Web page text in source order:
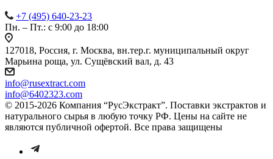
+7 (495) 640-23-23
Пн. – Пт.: с 9:00 до 18:00
127018, Россия, г. Москва, вн.тер.г. муниципальный округ
Марьина роща, ул. Сущёвский вал, д. 43
info@rusextract.com
info@6402323.com
© 2015-2026 Компания “РусЭкстракт”. Поставки экстрактов и
натурального сырья в любую точку РФ. Цены на сайте не
являются публичной офертой. Все права защищены